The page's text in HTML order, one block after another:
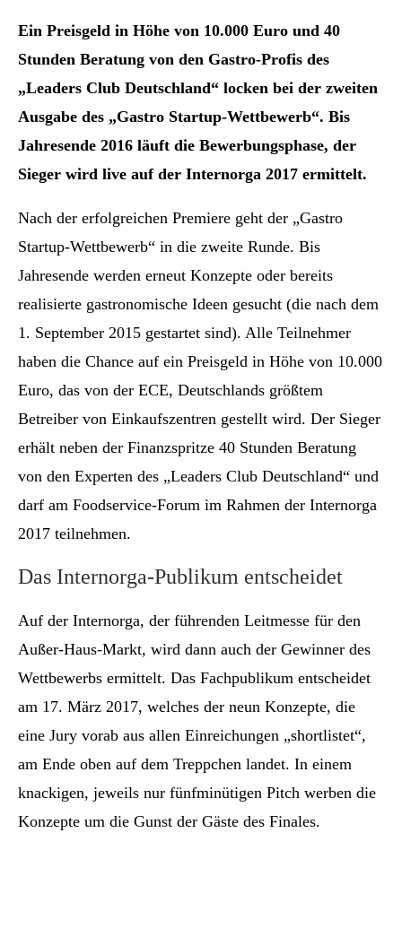
Ein Preisgeld in Höhe von 10.000 Euro und 40
Stunden Beratung von den Gastro-Profis des
„Leaders Club Deutschland“ locken bei der zweiten
Ausgabe des „Gastro Startup-Wettbewerb“. Bis
Jahresende 2016 läuft die Bewerbungsphase, der
Sieger wird live auf der Internorga 2017 ermittelt.
Nach der erfolgreichen Premiere geht der „Gastro
Startup-Wettbewerb“ in die zweite Runde. Bis
Jahresende werden erneut Konzepte oder bereits
realisierte gastronomische Ideen gesucht (die nach dem
1. September 2015 gestartet sind). Alle Teilnehmer
haben die Chance auf ein Preisgeld in Höhe von 10.000
Euro, das von der ECE, Deutschlands größtem
Betreiber von Einkaufszentren gestellt wird. Der Sieger
erhält neben der Finanzspritze 40 Stunden Beratung
von den Experten des „Leaders Club Deutschland“ und
darf am Foodservice-Forum im Rahmen der Internorga
2017 teilnehmen.
Das Internorga-Publikum entscheidet
Auf der Internorga, der führenden Leitmesse für den
Außer-Haus-Markt, wird dann auch der Gewinner des
Wettbewerbs ermittelt. Das Fachpublikum entscheidet
am 17. März 2017, welches der neun Konzepte, die
eine Jury vorab aus allen Einreichungen „shortlistet“,
am Ende oben auf dem Treppchen landet. In einem
knackigen, jeweils nur fünfminütigen Pitch werben die
Konzepte um die Gunst der Gäste des Finales.